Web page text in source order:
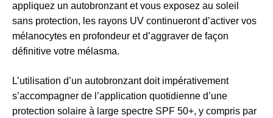
appliquez un autobronzant et vous exposez au soleil
sans protection, les rayons UV continueront d’activer vos
mélanocytes en profondeur et d’aggraver de façon
définitive votre mélasma.
L’utilisation d’un autobronzant doit impérativement
s’accompagner de l’application quotidienne d’une
protection solaire à large spectre SPF 50+, y compris par